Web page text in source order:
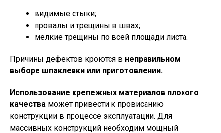
видимые стыки;
провалы и трещины в швах;
мелкие трещины по всей площади листа.
Причины дефектов кроются в неправильном
выборе шпаклевки или приготовлении.
Использование крепежных материалов плохого
качества может привести к провисанию
конструкции в процессе эксплуатации. Для
массивных конструкций необходим мощный